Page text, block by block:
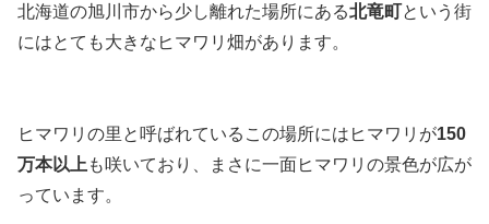
北海道の旭川市から少し離れた場所にある北竜町という街
にはとても大きなヒマワリ畑があります。
ヒマワリの里と呼ばれているこの場所にはヒマワリが150
万本以上も咲いており、まさに一面ヒマワリの景色が広が
っています。